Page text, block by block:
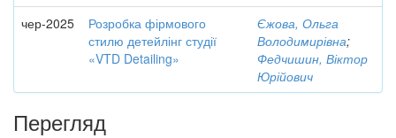
чер-2025
Розробка фірмового
стилю детейлінг студії
«VTD Detailing»
Єжова, Ольга
Володимирівна;
Федчишин, Віктор
Юрійович
Перегляд